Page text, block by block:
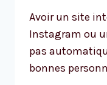
Avoir un site
Instagram ou
pas
bonnes